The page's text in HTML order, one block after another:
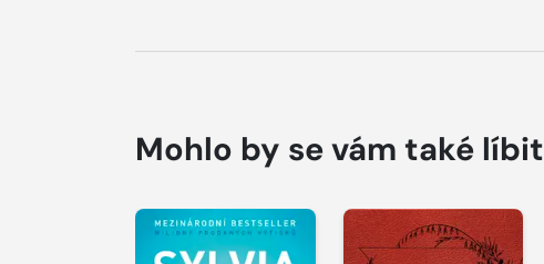
Mohlo by se vám také líbit